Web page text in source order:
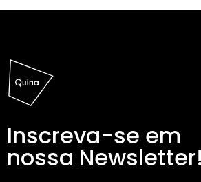
Inscreva-se em
nossa Newsletter!